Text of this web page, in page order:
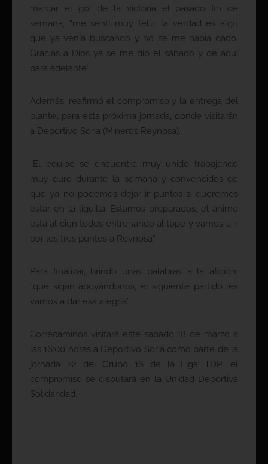
marcar el gol de la victoria el pasado fin de
semana, “me sentí muy feliz, la verdad es algo
que ya venía buscando y no se me había dado.
Gracias a Dios ya se me dio el sábado y de aquí
para adelante”.
Además, reafirmó el compromiso y la entrega del
plantel para esta próxima jornada, donde visitarán
a Deportivo Soria (Mineros Reynosa).
“El equipo se encuentra muy unido trabajando
muy duro durante la semana y convencidos de
que ya no podemos dejar ir puntos si queremos
estar en la liguilla. Estamos preparados, el ánimo
está al cien todos entrenando al tope y vamos a ir
por los tres puntos a Reynosa”.
Para finalizar, brindó unas palabras a la afición:
“que sigan apoyándonos, el siguiente partido les
vamos a dar esa alegría”.
Correcaminos visitará este sábado 18 de marzo a
las 16:00 horas a Deportivo Soria como parte de la
jornada 22 del Grupo 16 de la Liga TDP; el
compromiso se disputará en la Unidad Deportiva
Solidaridad.